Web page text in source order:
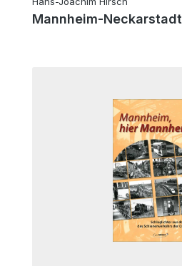
Mannheim-Neckarstadt